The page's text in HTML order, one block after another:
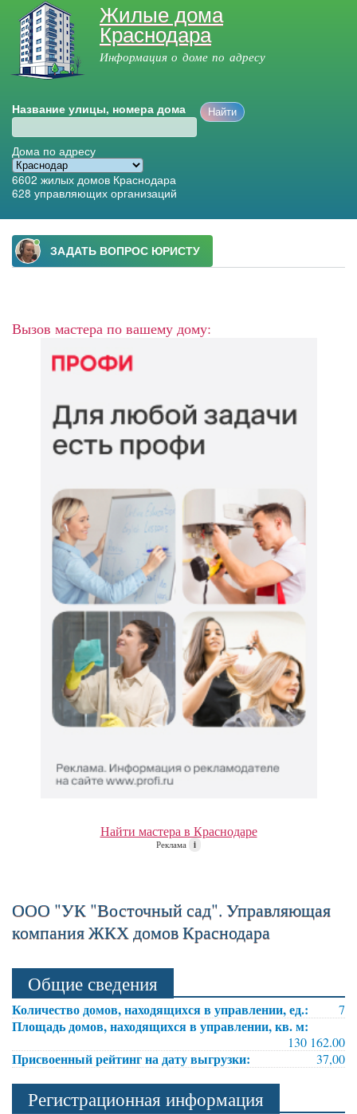
Перейти к
основному
содержанию
Жилые дома
Краснодара
Информация о доме по адресу
Название улицы, номера дома
Дома по адресу
6602 жилых домов Краснодара
628 управляющих организаций
Главное меню
Вызов мастера по вашему дому:
Найти мастера в Краснодаре
Реклама i
ООО "УК "Восточный сад". Управляющая
компания ЖКХ домов Краснодара
Общие сведения
Количество домов, находящихся в управлении, ед.: 7
Площадь домов, находящихся в управлении, кв. м:
130 162.00
Присвоенный рейтинг на дату выгрузки: 37,00
Регистрационная информация